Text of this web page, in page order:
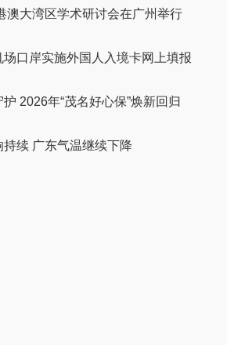
澳大湾区学术研讨会在广州举行
场口岸实施外国人入境卡网上填报
2026年“茂名好心保”焕新回归
持续 广东气温继续下降